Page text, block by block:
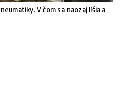
V čom sa naozaj líšia a